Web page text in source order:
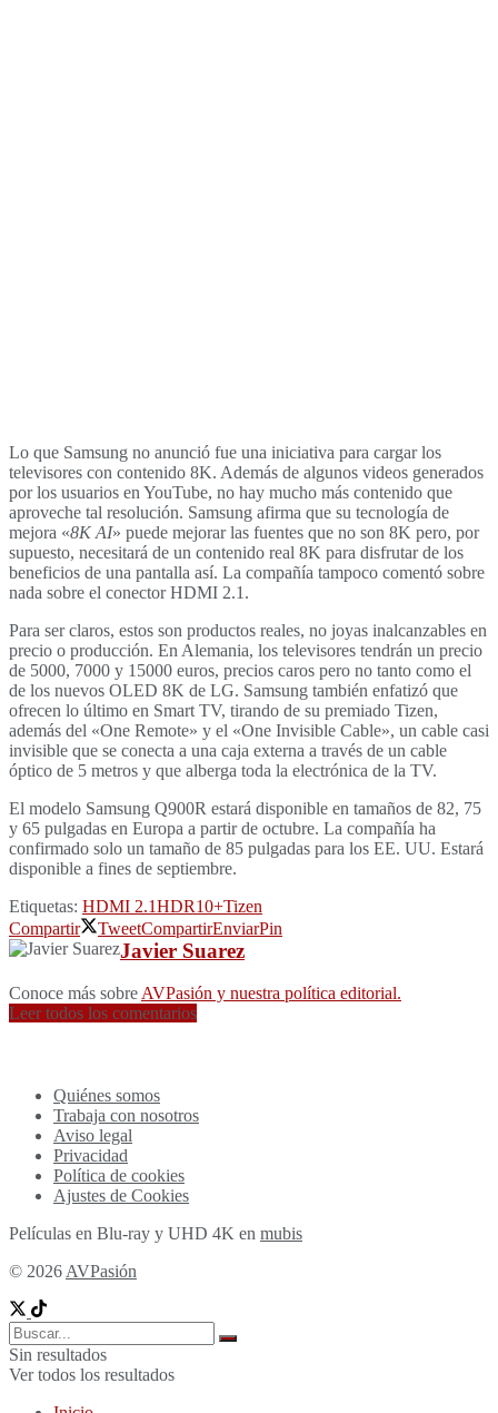
Lo que Samsung no anunció fue una iniciativa para cargar los
televisores con contenido 8K. Además de algunos videos generados
por los usuarios en YouTube, no hay mucho más contenido que
aproveche tal resolución. Samsung afirma que su tecnología de
mejora «8K AI» puede mejorar las fuentes que no son 8K pero, por
supuesto, necesitará de un contenido real 8K para disfrutar de los
beneficios de una pantalla así. La compañía tampoco comentó sobre
nada sobre el conector HDMI 2.1.
Para ser claros, estos son productos reales, no joyas inalcanzables en
precio o producción. En Alemania, los televisores tendrán un precio
de 5000, 7000 y 15000 euros, precios caros pero no tanto como el
de los nuevos OLED 8K de LG. Samsung también enfatizó que
ofrecen lo último en Smart TV, tirando de su premiado Tizen,
además del «One Remote» y el «One Invisible Cable», un cable casi
invisible que se conecta a una caja externa a través de un cable
óptico de 5 metros y que alberga toda la electrónica de la TV.
El modelo Samsung Q900R estará disponible en tamaños de 82, 75
y 65 pulgadas en Europa a partir de octubre. La compañía ha
confirmado solo un tamaño de 85 pulgadas para los EE. UU. Estará
disponible a fines de septiembre.
Etiquetas: HDMI 2.1HDR10+Tizen
Compartir
TweetCompartirEnviarPin
Javier Suarez
Conoce más sobreAVPasión y nuestra política editorial.
Leer todos los comentarios
Quiénes somos
Trabaja con nosotros
Aviso legal
Privacidad
Política de cookies
Ajustes de Cookies
Películas en Blu-ray y UHD 4K en mubis
© 2026AVPasión
Sin resultados
Ver todos los resultados